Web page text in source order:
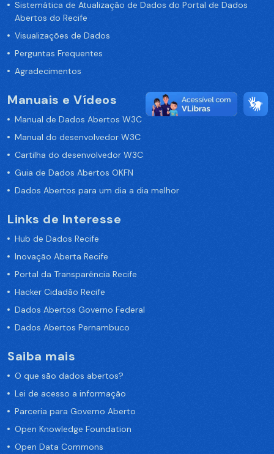
Sistemática de Atualização de Dados do Portal de Dados
Abertos do Recife
Visualizações de Dados
Perguntas Frequentes
Agradecimentos
Manuais e Vídeos
Manual de Dados Abertos W3C
Manual do desenvolvedor W3C
Cartilha do desenvolvedor W3C
Guia de Dados Abertos OKFN
Dados Abertos para um dia a dia melhor
Links de Interesse
Hub de Dados Recife
Inovação Aberta Recife
Portal da Transparência Recife
Hacker Cidadão Recife
Dados Abertos Governo Federal
Dados Abertos Pernambuco
Saiba mais
O que são dados abertos?
Lei de acesso a informação
Parceria para Governo Aberto
Open Knowledge Foundation
Open Data Commons